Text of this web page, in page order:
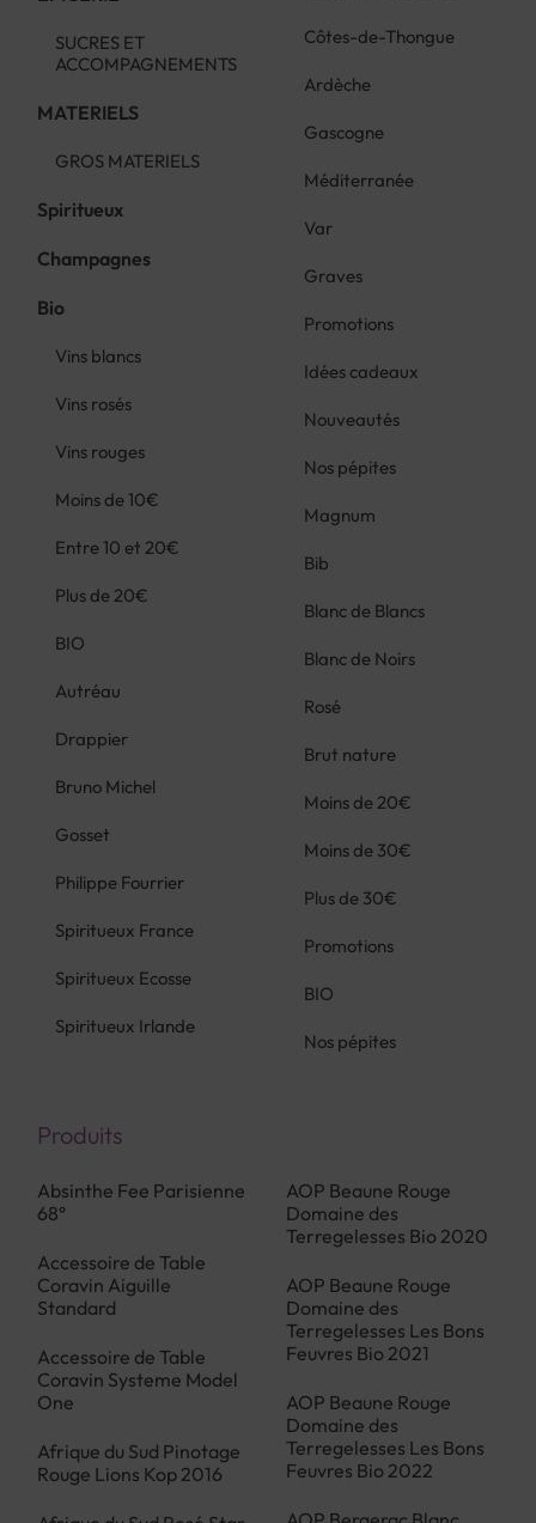
SUCRES ET
ACCOMPAGNEMENTS
MATERIELS
GROS MATERIELS
Spiritueux
Champagnes
Bio
Vins blancs
Vins rosés
Vins rouges
Moins de 10€
Entre 10 et 20€
Plus de 20€
BIO
Autréau
Drappier
Bruno Michel
Gosset
Philippe Fourrier
Spiritueux France
Spiritueux Ecosse
Spiritueux Irlande
Côtes-de-Thongue
Ardèche
Gascogne
Méditerranée
Var
Graves
Promotions
Idées cadeaux
Nouveautés
Nos pépites
Magnum
Bib
Blanc de Blancs
Blanc de Noirs
Rosé
Brut nature
Moins de 20€
Moins de 30€
Plus de 30€
Promotions
BIO
Nos pépites
Produits
Absinthe Fee Parisienne
68°
Accessoire de Table
Coravin Aiguille
Standard
Accessoire de Table
Coravin Systeme Model
One
Afrique du Sud Pinotage
Rouge Lions Kop 2016
AOP Beaune Rouge
Domaine des
Terregelesses Bio 2020
AOP Beaune Rouge
Domaine des
Terregelesses Les Bons
Feuvres Bio 2021
AOP Beaune Rouge
Domaine des
Terregelesses Les Bons
Feuvres Bio 2022